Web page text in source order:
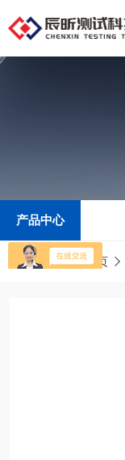
产品中心
当前位置：首页